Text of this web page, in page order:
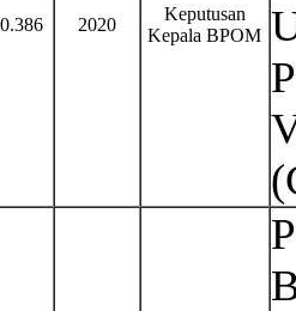
2020
Keputusan
Kepala BPOM